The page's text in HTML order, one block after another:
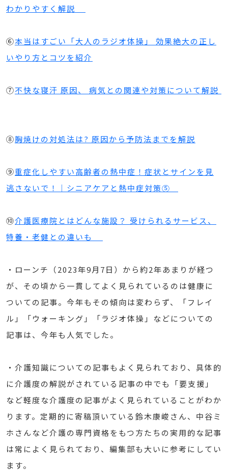
わかりやすく解説
⑥本当はすごい「大人のラジオ体操」 効果絶大の正し
いやり方とコツを紹介
⑦不快な寝汗 原因、 病気との関連や対策について解説
⑧胸焼けの対処法は? 原因から予防法までを解説
⑨重症化しやすい高齢者の熱中症！症状とサインを見
逃さないで！｜シニアケアと熱中症対策⑤
⑩介護医療院とはどんな施設？ 受けられるサービス、
特養・老健との違いも
・ローンチ（2023年9月7日）から約2年あまりが経つ
が、その頃から一貫してよく見られているのは健康に
ついての記事。今年もその傾向は変わらず、「フレイ
ル」「ウォーキング」「ラジオ体操」などについての
記事は、今年も人気でした。
・介護知識についての記事もよく見られており、具体的
に介護度の解説がされている記事の中でも「要支援」
など軽度な介護度の記事がよく見られていることがわか
ります。定期的に寄稿頂いている鈴木康峻さん、中谷ミ
ホさんなど介護の専門資格をもつ方たちの実用的な記事
は常によく見られており、編集部も大いに参考にしてい
ます。